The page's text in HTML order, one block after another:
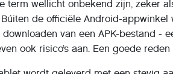
term wellicht onbekend zijn, zeker
de officiële Android-appwinkel
van een APK-bestand -
ook risico’s aan. Een goede